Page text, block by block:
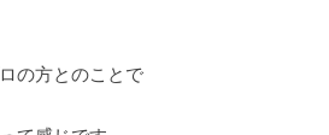
の方とのことで